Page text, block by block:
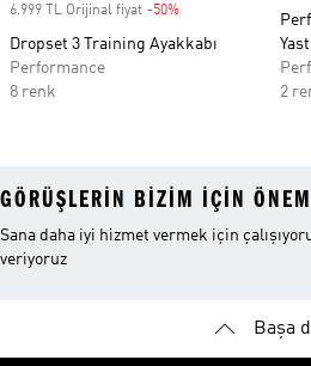
6.999 TL Orijinal fiyat -50%
Dropset 3 Training Ayakkabı
Performance
8 renk
2
GÖRÜŞLERIN BIZIM IÇIN
Sana daha iyi hizmet vermek için
veriyoruz
Başa